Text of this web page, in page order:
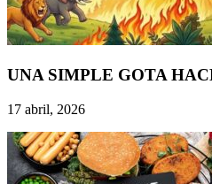
UNA SIMPLE GOTA
17 abril, 2026